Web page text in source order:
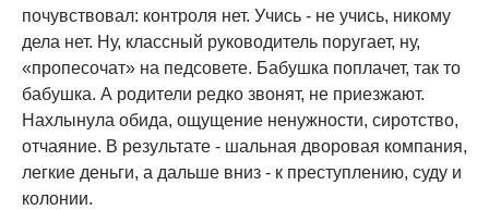
почувствовал: контроля нет. Учись - не учись, никому
дела нет. Ну, классный руководитель поругает, ну,
«пропесочат» на педсовете. Бабушка поплачет, так то
бабушка. А родители редко звонят, не приезжают.
Нахлынула обида, ощущение ненужности, сиротство,
отчаяние. В результате - шальная дворовая компания,
легкие деньги, а дальше вниз - к преступлению, суду и
колонии.